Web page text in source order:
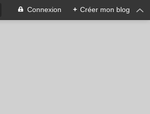
Connexion + Créer mon blog